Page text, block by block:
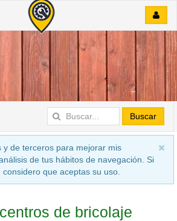
Buscar
y de terceros para mejorar mis
de tus hábitos de navegación. Si
que aceptas su uso.
de bricolaje